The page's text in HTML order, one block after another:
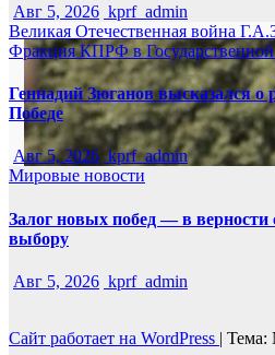
Авг 5, 2026 kprf_admin
Великая Отечественная война
Фракция КПРФ в
Геннадий Зюганов высказался
Победе
Авг 5, 2026 kprf_admin
Мировые новости
Залог новых побед — в верности
выбору
Авг 5, 2026 kprf_admin
Сайт работает на WordPress | Тема: